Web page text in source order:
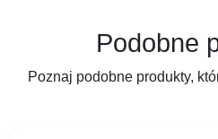
Podobne
Poznaj podobne produkty,